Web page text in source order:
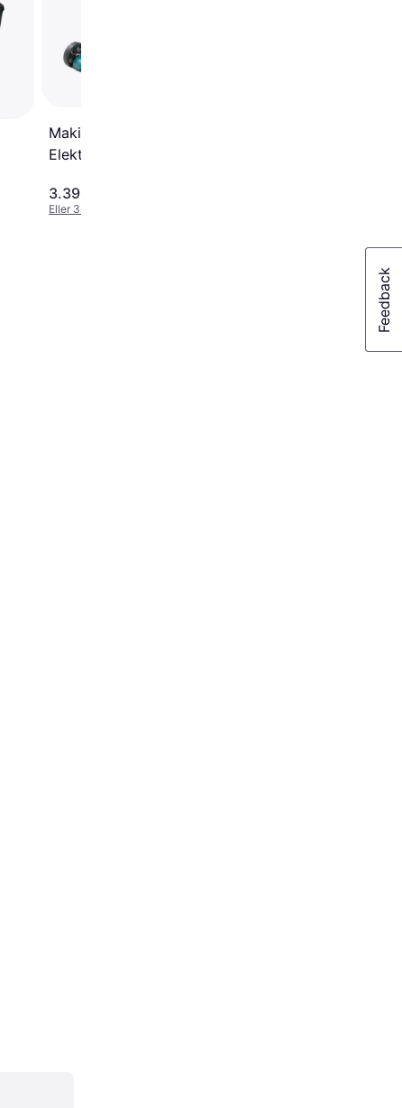
Makita ELM4621
Elektrisk plæneklipper
3.393 kr.
Eller 3 betalinger af 1.131 kr.